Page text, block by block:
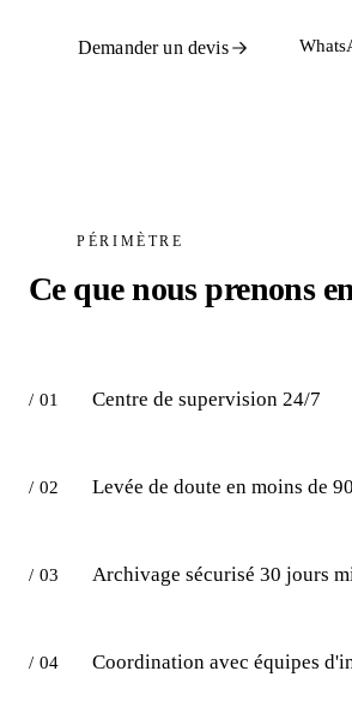
Demander un devis
PÉRIMÈTRE
Ce que nous prenons
/ 01 Centre de supervision 24/7
/ 02 Levée de doute en moins de
/ 03 Archivage sécurisé 30 jours
/ 04 Coordination avec équipes